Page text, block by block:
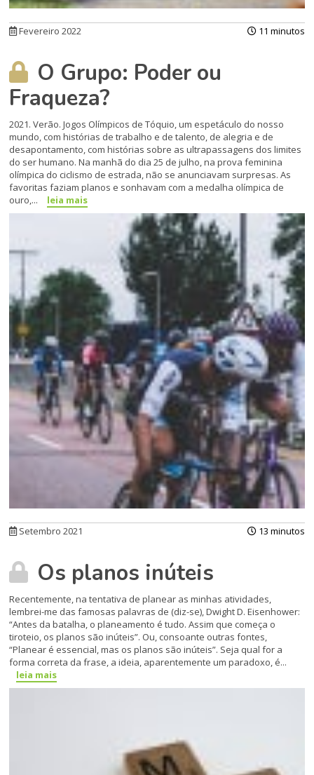
Fevereiro 2022 11 minutos
O Grupo: Poder ou
Fraqueza?
2021. Verão. Jogos Olímpicos de Tóquio, um espetáculo do nosso
mundo, com histórias de trabalho e de talento, de alegria e de
desapontamento, com histórias sobre as ultrapassagens dos limites
do ser humano. Na manhã do dia 25 de julho, na prova feminina
olímpica do ciclismo de estrada, não se anunciavam surpresas. As
favoritas faziam planos e sonhavam com a medalha olímpica de
ouro,...
leia mais
Setembro 2021 13 minutos
Os planos inúteis
Recentemente, na tentativa de planear as minhas atividades,
lembrei-me das famosas palavras de (diz-se), Dwight D. Eisenhower:
“Antes da batalha, o planeamento é tudo. Assim que começa o
tiroteio, os planos são inúteis”. Ou, consoante outras fontes,
“Planear é essencial, mas os planos são inúteis”. Seja qual for a
forma correta da frase, a ideia, aparentemente um paradoxo, é...
leia mais